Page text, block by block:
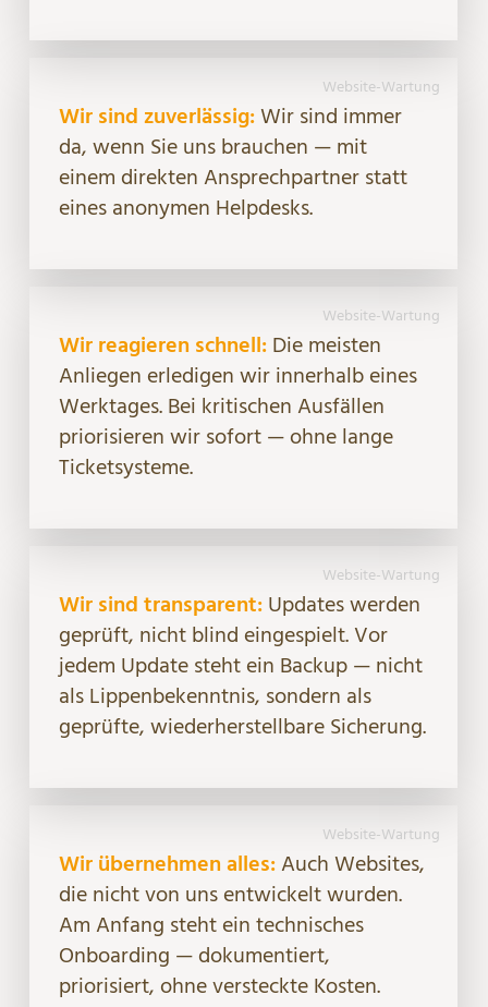
Website-Wartung
Wir sind zuverlässig:Wir sind immer
da, wenn Sie uns brauchen — mit
einem direkten Ansprechpartner statt
eines anonymen Helpdesks.
Website-Wartung
Wir reagieren schnell:Die meisten
Anliegen erledigen wir innerhalb eines
Werktages. Bei kritischen Ausfällen
priorisieren wir sofort — ohne lange
Ticketsysteme.
Website-Wartung
Wir sind transparent:Updates werden
geprüft, nicht blind eingespielt. Vor
jedem Update steht ein Backup — nicht
als Lippenbekenntnis, sondern als
geprüfte, wiederherstellbare Sicherung.
Website-Wartung
Wir übernehmen alles:Auch Websites,
die nicht von uns entwickelt wurden.
Am Anfang steht ein technisches
Onboarding — dokumentiert,
priorisiert, ohne versteckte Kosten.